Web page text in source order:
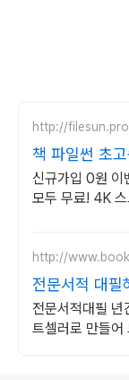
http://filesun.pro
책 파일썬 초
신규가입 0원 이
모두 무료! 4K 스
http://
전문서적 대필
전문서적대필
트셀러로 만들어